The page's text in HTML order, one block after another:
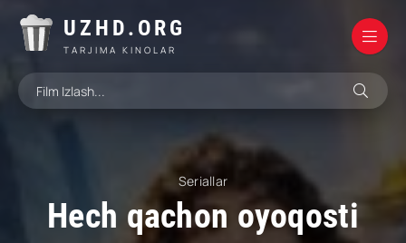
UZHD.ORG
TARJIMA KINOLAR
Seriallar
Hech qachon oyoqosti